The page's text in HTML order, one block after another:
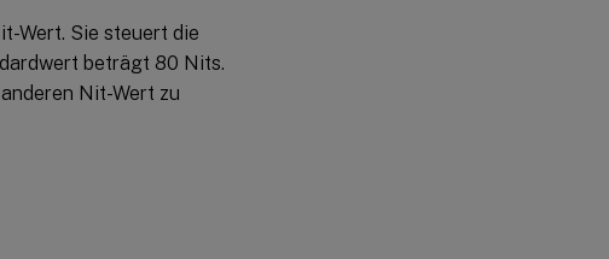
Wert. Sie steuert die
beträgt 80 Nits.
Nit-Wert zu